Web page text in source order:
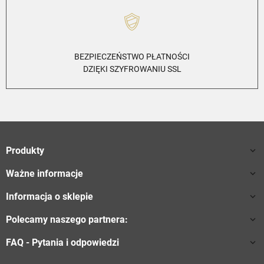
BEZPIECZEŃSTWO PŁATNOŚCI
DZIĘKI SZYFROWANIU SSL
Produkty 
Ważne informacje 
Informacja o sklepie 
Polecamy naszego partnera: 
FAQ - Pytania i odpowiedzi 